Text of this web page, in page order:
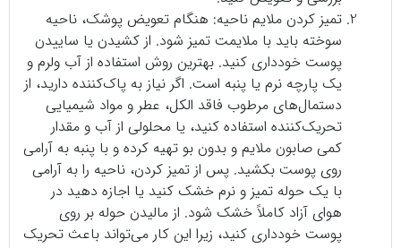
تمیز کردن ملایم ناحیه: هنگام تعویض پوشک، ناحیه
سوخته باید با ملایمت تمیز شود. از کشیدن یا ساییدن
پوست خودداری کنید. بهترین روش استفاده از آب ولرم و
یک پارچه نرم یا پنبه است. اگر نیاز به پاک‌کننده دارید، از
دستمال‌های مرطوب فاقد الکل، عطر و مواد شیمیایی
تحریک‌کننده استفاده کنید، یا محلولی از آب و مقدار
کمی صابون ملایم و بدون بو تهیه کرده و با پنبه به آرامی
روی پوست بکشید. پس از تمیز کردن، ناحیه را به آرامی
با یک حوله تمیز و نرم خشک کنید یا اجازه دهید در
هوای آزاد کاملاً خشک شود. از مالیدن حوله بر روی
پوست خودداری کنید، زیرا این کار می‌تواند باعث تحریک